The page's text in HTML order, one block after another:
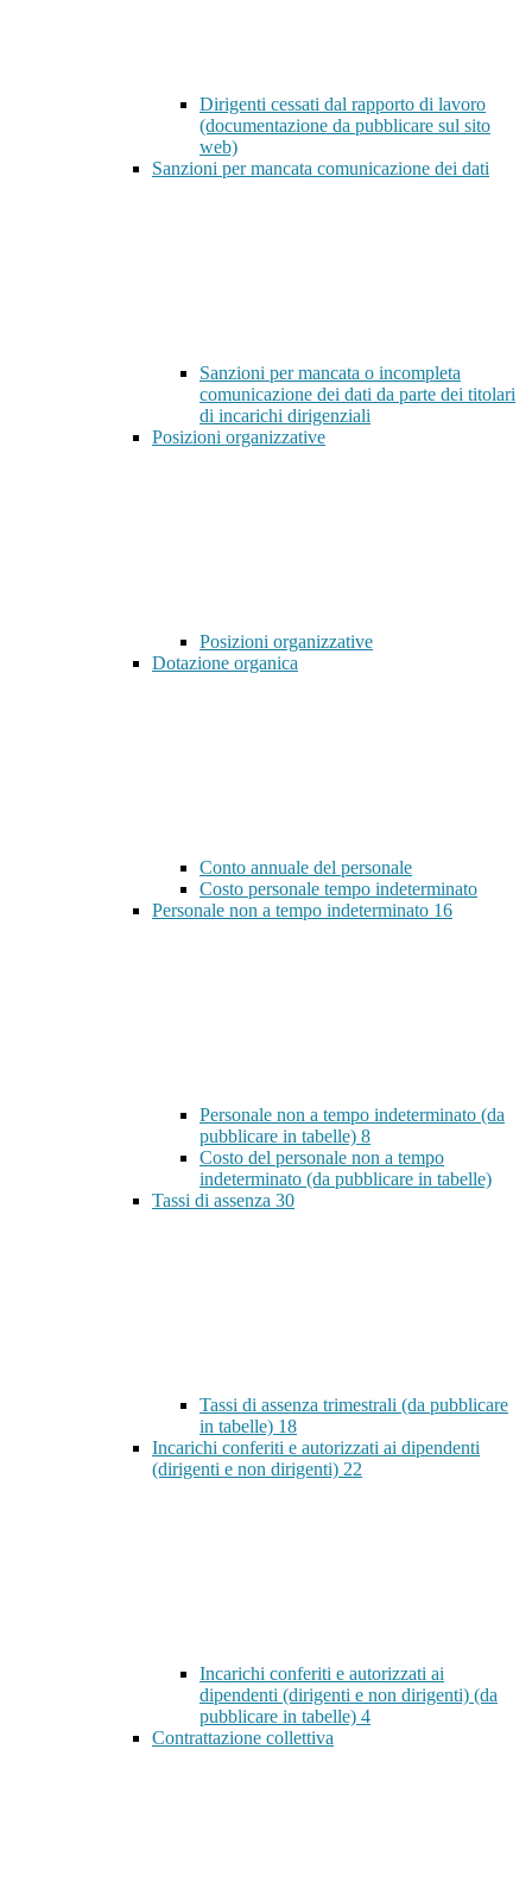
Dirigenti cessati dal rapporto di lavoro
(documentazione da pubblicare sul sito
web)
Sanzioni per mancata comunicazione dei dati
Sanzioni per mancata o incompleta
comunicazione dei dati da parte dei titolari
di incarichi dirigenziali
Posizioni organizzative
Posizioni organizzative
Dotazione organica
Conto annuale del personale
Costo personale tempo indeterminato
Personale non a tempo indeterminato 16
Personale non a tempo indeterminato (da
pubblicare in tabelle) 8
Costo del personale non a tempo
indeterminato (da pubblicare in tabelle)
Tassi di assenza 30
Tassi di assenza trimestrali (da pubblicare
in tabelle) 18
Incarichi conferiti e autorizzati ai dipendenti
(dirigenti e non dirigenti) 22
Incarichi conferiti e autorizzati ai
dipendenti (dirigenti e non dirigenti) (da
pubblicare in tabelle) 4
Contrattazione collettiva